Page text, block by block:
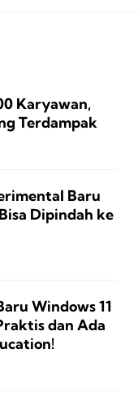
Karyawan,
Terdampak
Baru
Dipindah ke
Windows 11
dan Ada